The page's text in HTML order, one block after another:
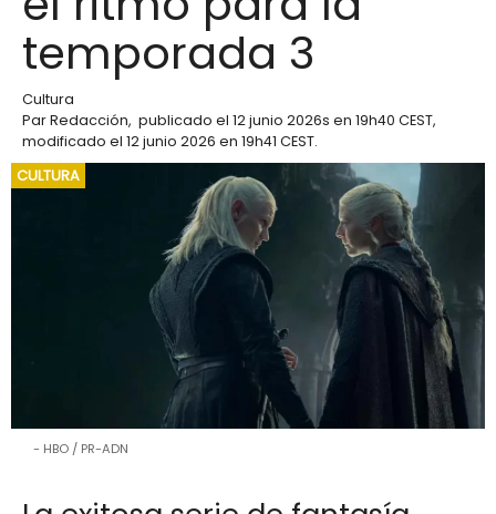
temporada 3
Cultura
ParRedacción, publicado el 12 junio 2026s en 19h40 CEST,
modificado el 12 junio 2026 en 19h41 CEST.
CULTURA
HBO / PR-ADN